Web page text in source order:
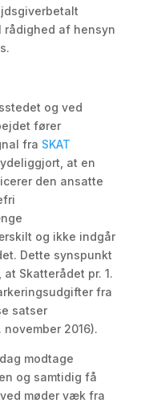
rådighed af hensyn
og ved
fører
fra SKAT
at en
den ansatte
og ikke indgår
Dette synspunkt
Skatterådet pr. 1.
fra
satser
november 2016).
modtage
og samtidig få
møder væk fra